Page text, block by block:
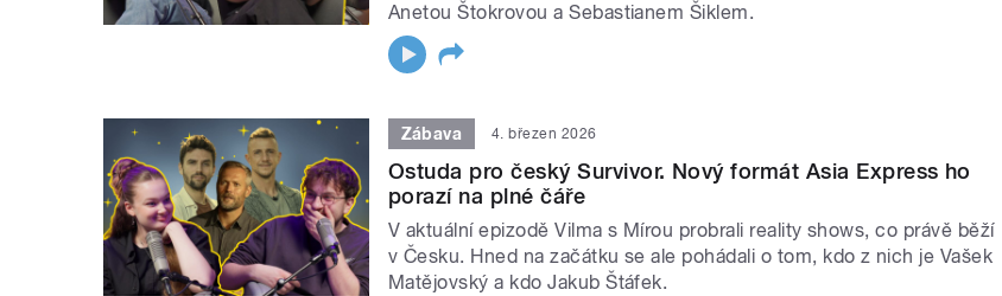
Anetou Štokrovou a Sebastianem Šiklem.
Zábava 4. březen 2026
Ostuda pro český Survivor. Nový formát Asia Express ho
porazí na plné čáře
V aktuální epizodě Vilma s Mírou probrali reality shows, co právě běží
v Česku. Hned na začátku se ale pohádali o tom, kdo z nich je Vašek
Matějovský a kdo Jakub Štáfek.